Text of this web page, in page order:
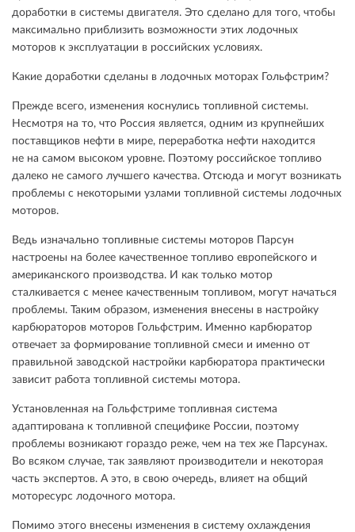
доработки в системы двигателя. Это сделано для того, чтобы
максимально приблизить возможности этих лодочных
моторов к эксплуатации в российских условиях.
Какие доработки сделаны в лодочных моторах Гольфстрим?
Прежде всего, изменения коснулись топливной системы.
Несмотря на то, что Россия является, одним из крупнейших
поставщиков нефти в мире, переработка нефти находится
не на самом высоком уровне. Поэтому российское топливо
далеко не самого лучшего качества. Отсюда и могут возникать
проблемы с некоторыми узлами топливной системы лодочных
моторов.
Ведь изначально топливные системы моторов Парсун
настроены на более качественное топливо европейского и
американского производства. И как только мотор
сталкивается с менее качественным топливом, могут начаться
проблемы. Таким образом, изменения внесены в настройку
карбюраторов моторов Гольфстрим. Именно карбюратор
отвечает за формирование топливной смеси и именно от
правильной заводской настройки карбюратора практически
зависит работа топливной системы мотора.
Установленная на Гольфстриме топливная система
адаптирована к топливной специфике России, поэтому
проблемы возникают гораздо реже, чем на тех же Парсунах.
Во всяком случае, так заявляют производители и некоторая
часть экспертов. А это, в свою очередь, влияет на общий
моторесурс лодочного мотора.
Помимо этого внесены изменения в систему охлаждения